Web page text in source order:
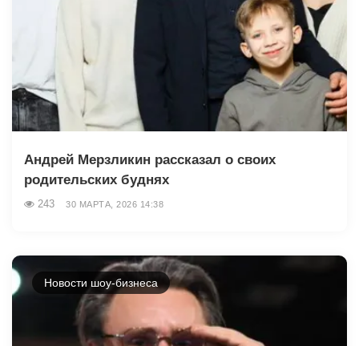
Андрей Мерзликин рассказал о своих
родительских буднях
243 30 МАРТА, 2026 14:38
Новости шоу-бизнеса